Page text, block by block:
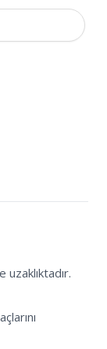
/3